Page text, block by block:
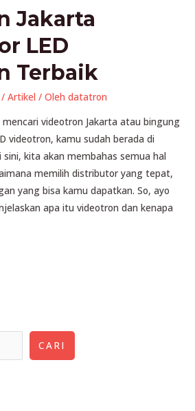
Jakarta
LED
Terbaik
/Artikel / Olehdatatron
videotron Jakarta atau bingung
videotron, kamu sudah berada di
kita akan membahas semua hal
memilih distributor yang tepat,
yang bisa kamu dapatkan. So, ayo
apa itu videotron dan kenapa
CARI